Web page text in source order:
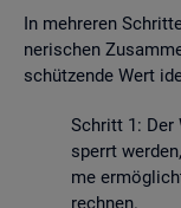
In meh­re­ren
ne­ri­schen
schüt­zen­de Wert
Schritt 1: Der
sperrt
me
rech­nen.